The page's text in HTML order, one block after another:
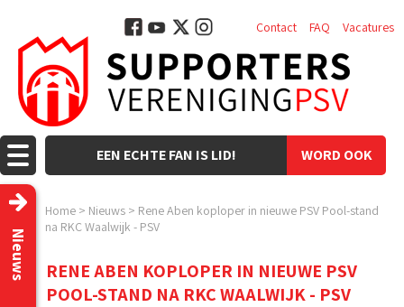
WORD OOK
EEN ECHTE FAN IS LID!
Contact FAQ Vacatures
Home > Nieuws > Rene Aben koploper in nieuwe PSV Pool-stand
na RKC Waalwijk - PSV
Nieuws
RENE ABEN KOPLOPER IN NIEUWE PSV
POOL-STAND NA RKC WAALWIJK - PSV